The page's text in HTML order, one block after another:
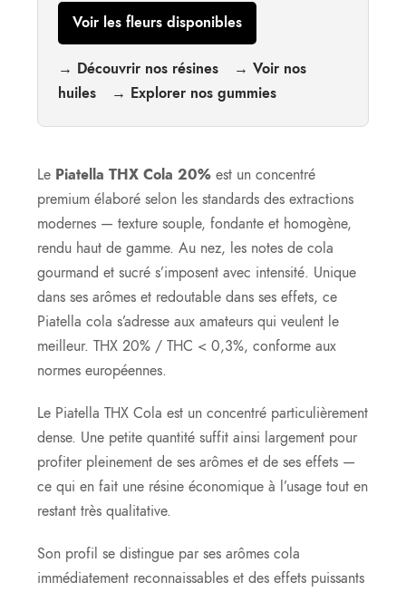
Voir les fleurs disponibles
→ Découvrir nos résines
→ Voir nos
huiles
→ Explorer nos gummies
Le Piatella THX Cola 20% est un concentré
premium élaboré selon les standards des extractions
modernes — texture souple, fondante et homogène,
rendu haut de gamme. Au nez, les notes de cola
gourmand et sucré s’imposent avec intensité. Unique
dans ses arômes et redoutable dans ses effets, ce
Piatella cola s’adresse aux amateurs qui veulent le
meilleur. THX 20% / THC < 0,3%, conforme aux
normes européennes.
Le Piatella THX Cola est un concentré particulièrement
dense. Une petite quantité suffit ainsi largement pour
profiter pleinement de ses arômes et de ses effets —
ce qui en fait une résine économique à l’usage tout en
restant très qualitative.
Son profil se distingue par ses arômes cola
immédiatement reconnaissables et des effets puissants